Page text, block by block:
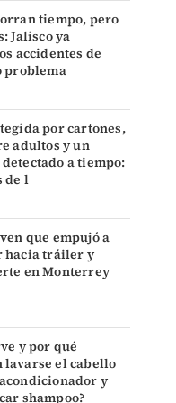
tiempo, pero
Jalisco ya
accidentes de
problema
por cartones,
adultos y un
a tiempo:
de l
que empujó a
hacia tráiler y
en Monterrey
y por qué
lavarse el cabello
y
shampoo?